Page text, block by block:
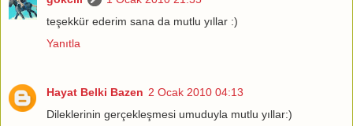
teşekkür ederim sana da mutlu yıllar :)
Yanıtla
Hayat Belki Bazen 2 Ocak 2010 04:13
Dileklerinin gerçekleşmesi umuduyla mutlu yıllar:)